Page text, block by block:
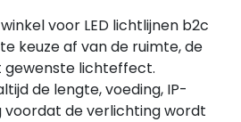
voor LED lichtlijnen b2c
keuze af van de ruimte, de
gewenste lichteffect.
de lengte, voeding, IP-
voordat de verlichting wordt